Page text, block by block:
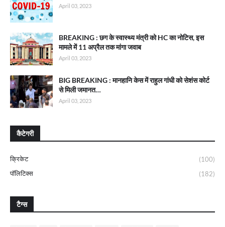
April 03, 2023
BREAKING : छग के स्वास्थ्य मंत्री को HC का नोटिस, इस
मामले में 11 अप्रैल तक मांगा जवाब
April 03, 2023
BIG BREAKING : मानहानि केस में राहुल गांधी को सेशंस कोर्ट
से मिली जमानत…
April 03, 2023
कैटेगरी
क्रिकेट
(100)
पॉलिटिक्स
(182)
टैग्स